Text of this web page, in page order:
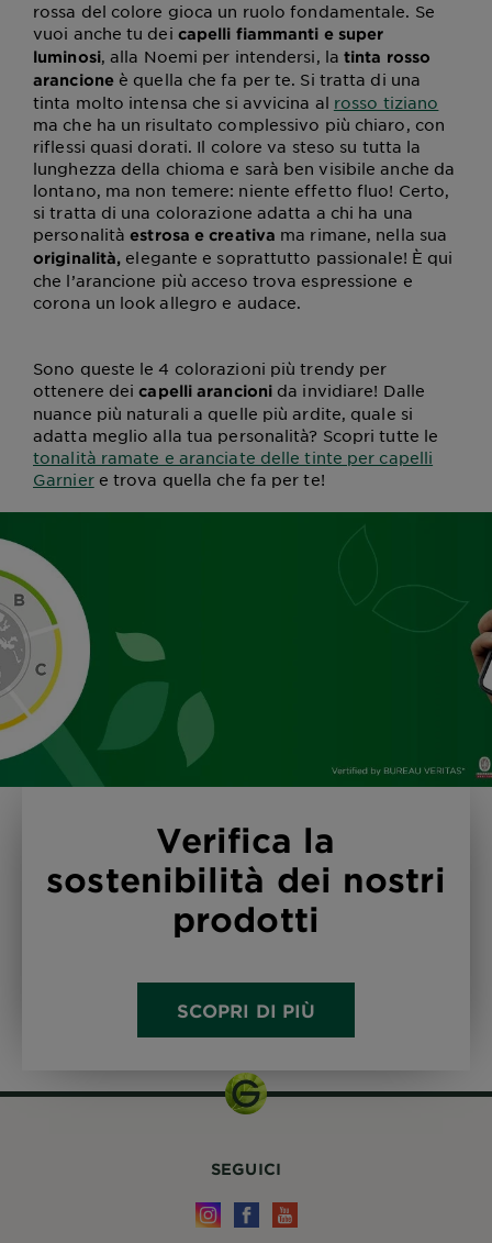
rossa del colore gioca un ruolo fondamentale. Se
vuoi anche tu dei capelli fiammanti e super
luminosi, alla Noemi per intendersi, latinta rosso
arancioneè quella che fa per te. Si tratta di una
tinta molto intensa che si avvicina al rosso tiziano
ma che ha un risultato complessivo più chiaro, con
riflessi quasi dorati. Il colore va steso su tutta la
lunghezza della chioma e sarà ben visibile anche da
lontano, ma non temere: niente effetto fluo! Certo,
si tratta di una colorazione adatta a chi ha una
personalitàestrosa e creativa ma rimane, nella sua
originalità, elegante e soprattutto passionale! È qui
che l’arancione più acceso trova espressione e
corona un look allegro e audace.
Sono queste le 4 colorazioni più trendy per
ottenere deicapelli arancioni da invidiare! Dalle
nuance più naturali a quelle più ardite, quale si
adatta meglio alla tua personalità? Scopri tutte le
tonalità ramate e aranciate delle tinte per capelli
Garniere trova quella che fa per te!
Verifica la
sostenibilità dei nostri
prodotti
SCOPRI DI PIÙ
SEGUICI